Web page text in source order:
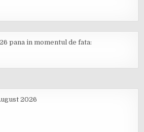
pana in momentul de fata:
2026